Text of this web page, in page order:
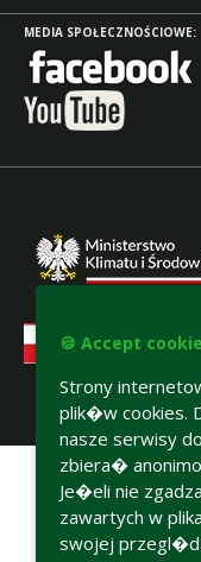
MEDIA SPOŁECZNOŚCIOWE:
🍪 Accept
Strony
plik�w cookies.
nasze serwisy
zbiera�
Je�eli nie
zawartych w
swojej